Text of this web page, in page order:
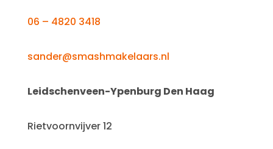
06 – 4820 3418
sander@smashmakelaars.nl
Leidschenveen-Ypenburg Den Haag
Rietvoornvijver 12